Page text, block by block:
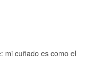
mi cuñado es como el